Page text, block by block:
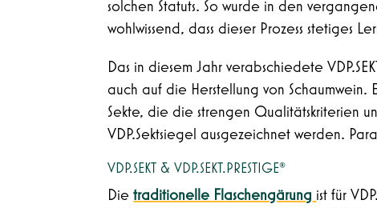
solchen Statuts. So wurde in den
wohlwissend, dass dieser Prozess stetiges
Das in diesem Jahr verabschiedete
auch auf die Herstellung von Schaumwein.
Sekte, die die strengen Qualitätskriterien
VDP.Sektsiegel ausgezeichnet werden.
VDP.SEKT & VDP.SEKT.PRESTIGE®
Dietraditionelle Flaschengärung ist für